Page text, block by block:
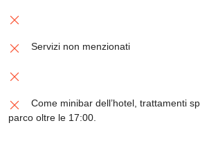
Servizi non menzionati
Come minibar dell’hotel, trattamenti
parco oltre le 17:00.